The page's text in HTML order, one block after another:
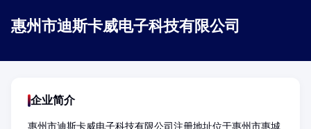
惠州市迪斯卡威电子科技有限公司
企业简介
惠州市迪斯卡威电子科技有限公司注册地址位于惠州市惠城